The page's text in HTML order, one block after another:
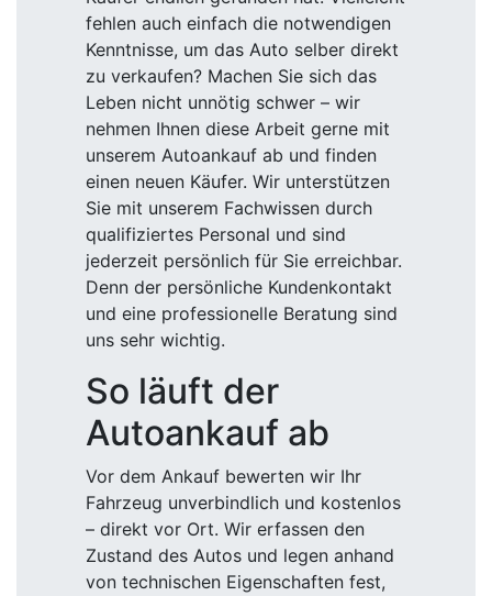
fehlen auch einfach die notwendigen
Kenntnisse, um das Auto selber direkt
zu verkaufen? Machen Sie sich das
Leben nicht unnötig schwer – wir
nehmen Ihnen diese Arbeit gerne mit
unserem Autoankauf ab und finden
einen neuen Käufer. Wir unterstützen
Sie mit unserem Fachwissen durch
qualifiziertes Personal und sind
jederzeit persönlich für Sie erreichbar.
Denn der persönliche Kundenkontakt
und eine professionelle Beratung sind
uns sehr wichtig.
So läuft der
Autoankauf ab
Vor dem Ankauf bewerten wir Ihr
Fahrzeug unverbindlich und kostenlos
– direkt vor Ort. Wir erfassen den
Zustand des Autos und legen anhand
von technischen Eigenschaften fest,